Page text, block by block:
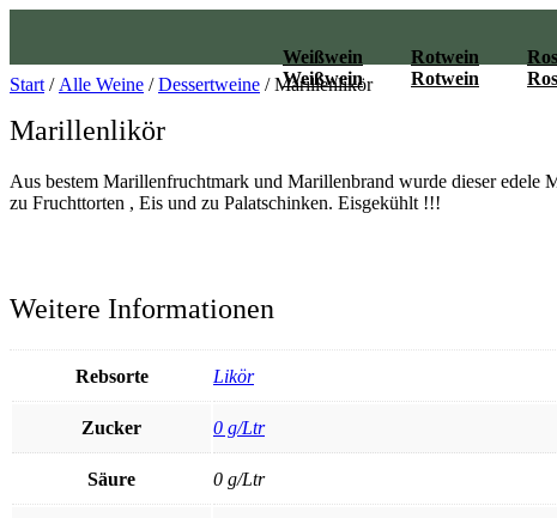
springen
Weißwein Rotwein
Weißwein
Rotwein
Start / Alle Weine /Dessertweine / Marillenlikör
Marillenlikör
Aus bestem Marillenfruchtmark und Marillenbrand wurde dieser edele
zu Fruchttorten , Eis und zu Palatschinken. Eisgekühlt !!!
Weitere Informationen
Rebsorte Likör
Zucker 0 g/Ltr
Säure 0 g/Ltr